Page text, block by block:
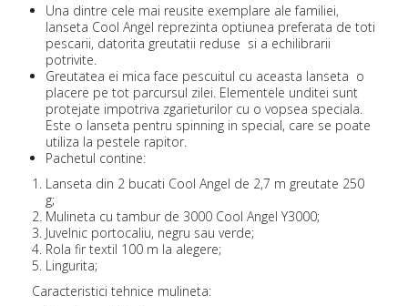
Una dintre cele mai reusite exemplare ale familiei,
lanseta Cool Angel reprezinta optiunea preferata de toti
pescarii, datorita greutatii reduse si a echilibrarii
potrivite.
Greutatea ei mica face pescuitul cu aceasta lanseta o
placere pe tot parcursul zilei. Elementele unditei sunt
protejate impotriva zgarieturilor cu o vopsea speciala.
Este o lanseta pentru spinning in special, care se poate
utiliza la pestele rapitor.
Pachetul contine:
Lanseta din 2 bucati Cool Angel de 2,7 m greutate 250
g;
Mulineta cu tambur de 3000 Cool Angel Y3000;
Juvelnic portocaliu, negru sau verde;
Rola fir textil 100 m la alegere;
Lingurita;
Caracteristici tehnice mulineta: